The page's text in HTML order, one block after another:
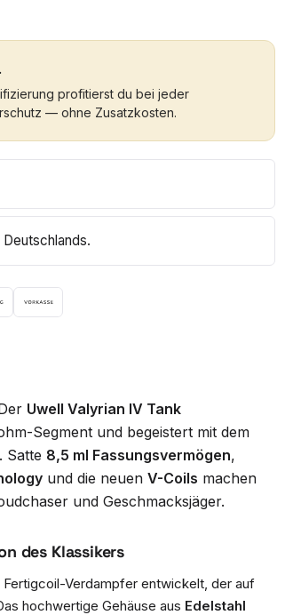
profitierst du bei jeder
— ohne Zusatzkosten.
Uwell Valyrian IV Tank
Segment und begeistert mit dem
. Satte 8,5 ml Fassungsvermögen,
und die neuen V-Coils machen
und Geschmacksjäger.
des Klassikers
Fertigcoil-Verdampfer entwickelt, der auf
hochwertige Gehäuse aus Edelstahl